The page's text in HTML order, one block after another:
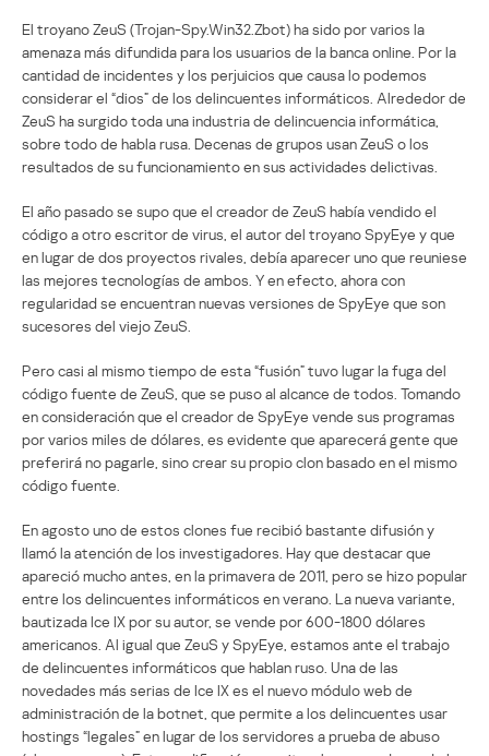
El troyano ZeuS (Trojan-Spy.Win32.Zbot) ha sido por varios la
amenaza más difundida para los usuarios de la banca online. Por la
cantidad de incidentes y los perjuicios que causa lo podemos
considerar el “dios” de los delincuentes informáticos. Alrededor de
ZeuS ha surgido toda una industria de delincuencia informática,
sobre todo de habla rusa. Decenas de grupos usan ZeuS o los
resultados de su funcionamiento en sus actividades delictivas.
El año pasado se supo que el creador de ZeuS había vendido el
código a otro escritor de virus, el autor del troyano SpyEye y que
en lugar de dos proyectos rivales, debía aparecer uno que reuniese
las mejores tecnologías de ambos. Y en efecto, ahora con
regularidad se encuentran nuevas versiones de SpyEye que son
sucesores del viejo ZeuS.
Pero casi al mismo tiempo de esta “fusión” tuvo lugar la fuga del
código fuente de ZeuS, que se puso al alcance de todos. Tomando
en consideración que el creador de SpyEye vende sus programas
por varios miles de dólares, es evidente que aparecerá gente que
preferirá no pagarle, sino crear su propio clon basado en el mismo
código fuente.
En agosto uno de estos clones fue recibió bastante difusión y
llamó la atención de los investigadores. Hay que destacar que
apareció mucho antes, en la primavera de 2011, pero se hizo popular
entre los delincuentes informáticos en verano. La nueva variante,
bautizada Ice IX por su autor, se vende por 600-1800 dólares
americanos. Al igual que ZeuS y SpyEye, estamos ante el trabajo
de delincuentes informáticos que hablan ruso. Una de las
novedades más serias de Ice IX es el nuevo módulo web de
administración de la botnet, que permite a los delincuentes usar
hostings “legales” en lugar de los servidores a prueba de abuso